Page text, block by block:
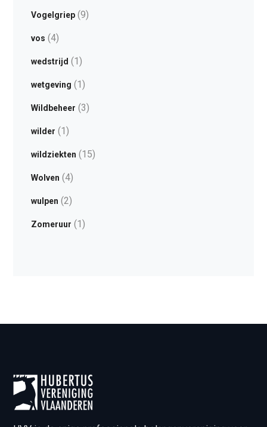
Vogelgriep(9)
vos (4)
wedstrijd (1)
wetgeving (1)
Wildbeheer (3)
wilder (1)
wildziekten (15)
Wolven (4)
wulpen (2)
Zomeruur (1)